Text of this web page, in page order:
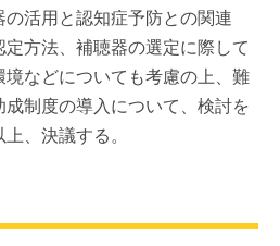
活用と認知症予防との関連
方法、補聴器の選定に際して
などについても考慮の上、難
制度の導入について、検討を
、決議する。